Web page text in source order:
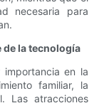
necesaria para
la tecnología
en la
familiar, la
Las atracciones